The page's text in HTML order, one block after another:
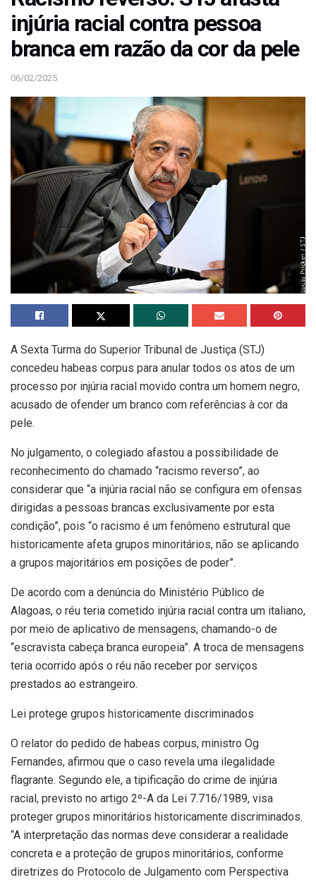
injúria racial contra pessoa
branca em razão da cor da pele
06/02/2025
A Sexta Turma do Superior Tribunal de Justiça (STJ)
concedeu habeas corpus para anular todos os atos de um
processo por injúria racial movido contra um homem negro,
acusado de ofender um branco com referências à cor da
pele.
No julgamento, o colegiado afastou a possibilidade de
reconhecimento do chamado “racismo reverso”, ao
considerar que “a injúria racial não se configura em ofensas
dirigidas a pessoas brancas exclusivamente por esta
condição”, pois “o racismo é um fenômeno estrutural que
historicamente afeta grupos minoritários, não se aplicando
a grupos majoritários em posições de poder”.​​​​​​​​​
De acordo com a denúncia do Ministério Público de
Alagoas, o réu teria cometido injúria racial contra um italiano,
por meio de aplicativo de mensagens, chamando-o de
“escravista cabeça branca europeia”. A troca de mensagens
teria ocorrido após o réu não receber por serviços
prestados ao estrangeiro.
Lei protege grupos historicamente discriminados
O relator do pedido de habeas corpus, ministro Og
Fernandes, afirmou que o caso revela uma ilegalidade
flagrante. Segundo ele, a tipificação do crime de injúria
racial, previsto no artigo 2º-A da Lei 7.716/1989, visa
proteger grupos minoritários historicamente discriminados.
“A interpretação das normas deve considerar a realidade
concreta e a proteção de grupos minoritários, conforme
diretrizes do Protocolo de Julgamento com Perspectiva